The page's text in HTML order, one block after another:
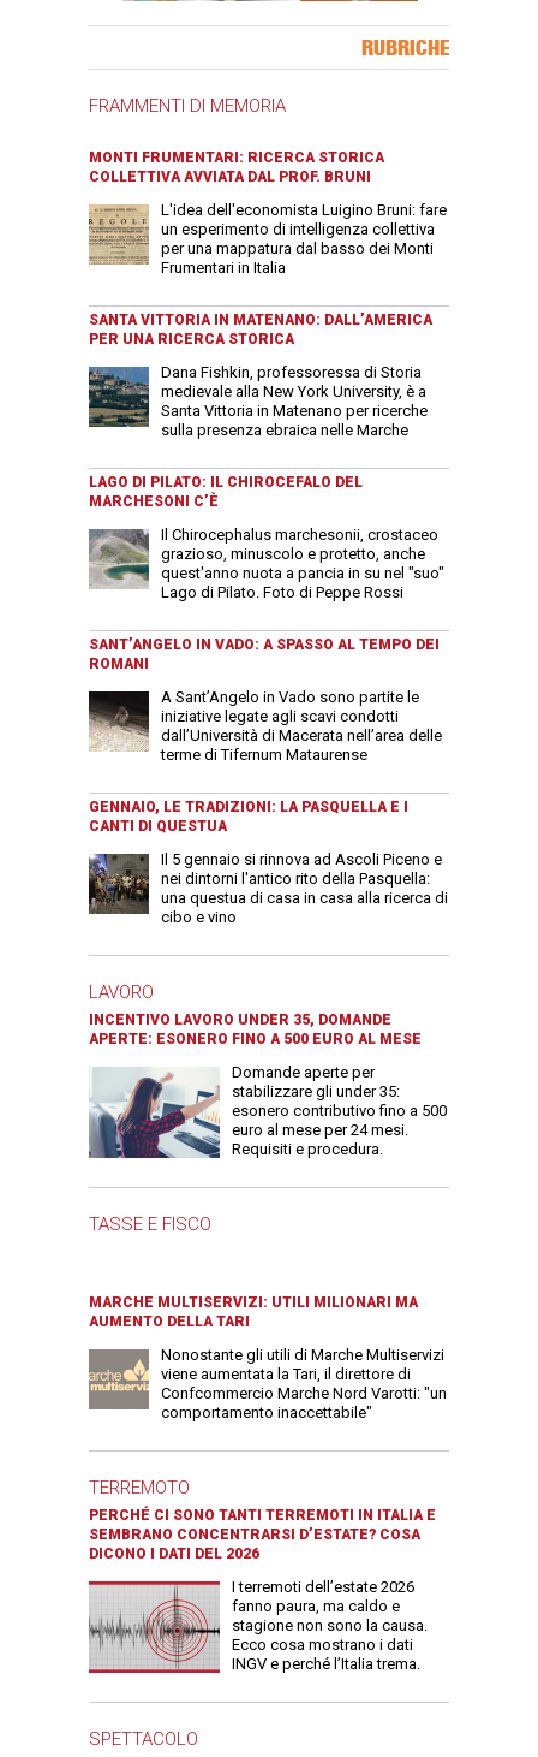
RUBRICHE
FRAMMENTI DI MEMORIA
MONTI FRUMENTARI: RICERCA STORICA
COLLETTIVA AVVIATA DAL PROF. BRUNI
L'idea dell'economista Luigino Bruni: fare
un esperimento di intelligenza collettiva
per una mappatura dal basso dei Monti
Frumentari in Italia
SANTA VITTORIA IN MATENANO: DALL’AMERICA
PER UNA RICERCA STORICA
Dana Fishkin, professoressa di Storia
medievale alla New York University, è a
Santa Vittoria in Matenano per ricerche
sulla presenza ebraica nelle Marche
LAGO DI PILATO: IL CHIROCEFALO DEL
MARCHESONI C’È
Il Chirocephalus marchesonii, crostaceo
grazioso, minuscolo e protetto, anche
quest'anno nuota a pancia in su nel "suo"
Lago di Pilato. Foto di Peppe Rossi
SANT’ANGELO IN VADO: A SPASSO AL TEMPO DEI
ROMANI
A Sant’Angelo in Vado sono partite le
iniziative legate agli scavi condotti
dall’Università di Macerata nell’area delle
terme di Tifernum Mataurense
GENNAIO, LE TRADIZIONI: LA PASQUELLA E I
CANTI DI QUESTUA
Il 5 gennaio si rinnova ad Ascoli Piceno e
nei dintorni l'antico rito della Pasquella:
una questua di casa in casa alla ricerca di
cibo e vino
LAVORO
INCENTIVO LAVORO UNDER 35, DOMANDE
APERTE: ESONERO FINO A 500 EURO AL MESE
Domande aperte per
stabilizzare gli under 35:
esonero contributivo fino a 500
euro al mese per 24 mesi.
Requisiti e procedura.
TASSE E FISCO
MARCHE MULTISERVIZI: UTILI MILIONARI MA
AUMENTO DELLA TARI
Nonostante gli utili di Marche Multiservizi
viene aumentata la Tari, il direttore di
Confcommercio Marche Nord Varotti: "un
comportamento inaccettabile"
TERREMOTO
PERCHÉ CI SONO TANTI TERREMOTI IN ITALIA E
SEMBRANO CONCENTRARSI D’ESTATE? COSA
DICONO I DATI DEL 2026
I terremoti dell’estate 2026
fanno paura, ma caldo e
stagione non sono la causa.
Ecco cosa mostrano i dati
INGV e perché l’Italia trema.
SPETTACOLO